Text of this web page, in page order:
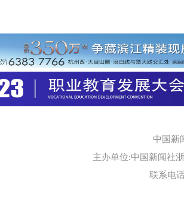
中国新
主办单位:中国新闻社
联系电